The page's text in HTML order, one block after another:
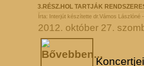
3.RÉSZ.HOL TARTJÁK
Írta: Interjút készítette dr.Vámos Lászlóné
2012. október 27.